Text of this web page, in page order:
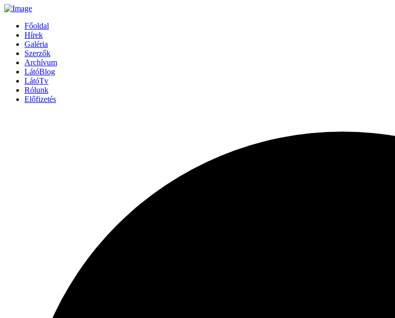
Főoldal
Hírek
Galéria
Szerzők
Archívum
LátóBlog
LátóTv
Rólunk
Előfizetés